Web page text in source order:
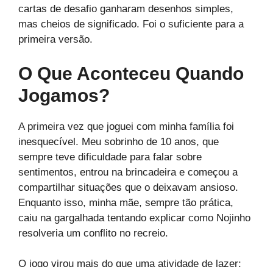
cartas de desafio ganharam desenhos simples,
mas cheios de significado. Foi o suficiente para a
primeira versão.
O Que Aconteceu Quando
Jogamos?
A primeira vez que joguei com minha família foi
inesquecível. Meu sobrinho de 10 anos, que
sempre teve dificuldade para falar sobre
sentimentos, entrou na brincadeira e começou a
compartilhar situações que o deixavam ansioso.
Enquanto isso, minha mãe, sempre tão prática,
caiu na gargalhada tentando explicar como Nojinho
resolveria um conflito no recreio.
O jogo virou mais do que uma atividade de lazer;